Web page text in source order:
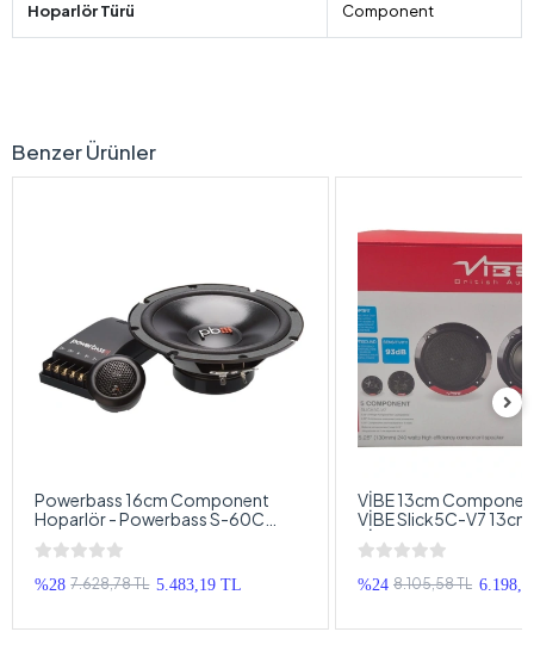
Hoparlör Türü Component
Benzer Ürünler
Powerbass 16cm Component
Hoparlör - Powerbass S-60C
16cm Hoparlör + Tweeter +
Crossover Komponent Hoparlör
Seti
%28 7.628,78 TL 5.483,19 TL
VİBE 13cm
VİBE Slick5C-V7 13cm
VİBE Komponent
%24 8.105,58 TL